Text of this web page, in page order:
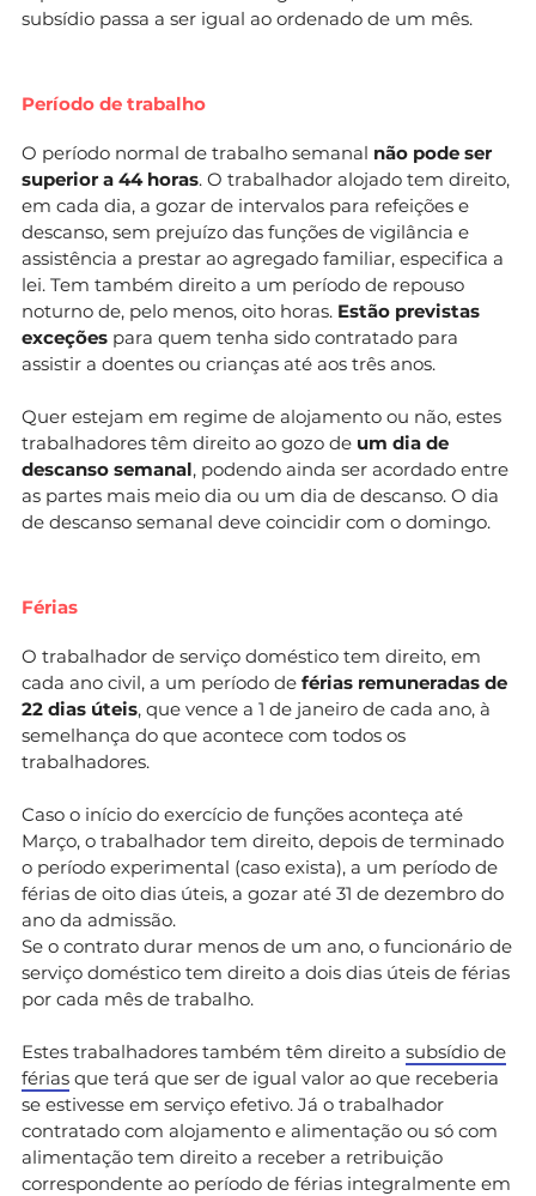
subsídio passa a ser igual ao ordenado de um mês.
Período de trabalho
O período normal de trabalho semanal não pode ser
superior a 44 horas. O trabalhador alojado tem direito,
em cada dia, a gozar de intervalos para refeições e
descanso, sem prejuízo das funções de vigilância e
assistência a prestar ao agregado familiar, especifica a
lei. Tem também direito a um período de repouso
noturno de, pelo menos, oito horas. Estão previstas
exceções para quem tenha sido contratado para
assistir a doentes ou crianças até aos três anos.
Quer estejam em regime de alojamento ou não, estes
trabalhadores têm direito ao gozo de um dia de
descanso semanal, podendo ainda ser acordado entre
as partes mais meio dia ou um dia de descanso. O dia
de descanso semanal deve coincidir com o domingo.
Férias
O trabalhador de serviço doméstico tem direito, em
cada ano civil, a um período de férias remuneradas de
22 dias úteis, que vence a 1 de janeiro de cada ano, à
semelhança do que acontece com todos os
trabalhadores.
Caso o início do exercício de funções aconteça até
Março, o trabalhador tem direito, depois de terminado
o período experimental (caso exista), a um período de
férias de oito dias úteis, a gozar até 31 de dezembro do
ano da admissão.
Se o contrato durar menos de um ano, o funcionário de
serviço doméstico tem direito a dois dias úteis de férias
por cada mês de trabalho.
Estes trabalhadores também têm direito a subsídio de
férias que terá que ser de igual valor ao que receberia
se estivesse em serviço efetivo. Já o trabalhador
contratado com alojamento e alimentação ou só com
alimentação tem direito a receber a retribuição
correspondente ao período de férias integralmente em